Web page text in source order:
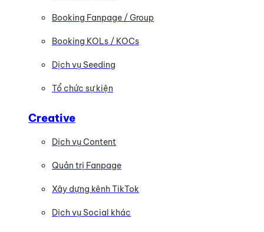
Booking Fanpage / Group
Booking KOLs / KOCs
Dịch vụ Seeding
Tổ chức sự kiện
Creative
Dịch vụ Content
Quản trị Fanpage
Xây dựng kênh TikTok
Dịch vụ Social khác